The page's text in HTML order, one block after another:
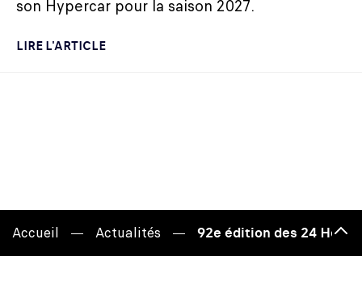
son Hypercar pour la saison 2027.
LIRE L'ARTICLE
Accueil Actualités 92e édition des 24
de